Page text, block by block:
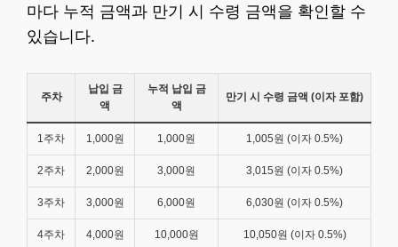
마다 누적 금액과 만기 시 수령 금액을 확인할 수
있습니다.
주차
납입 금
액
누적 납입 금
액
만기 시 수령 금액 (이자 포함)
1주차 1,000원 1,000원 1,005원 (이자 0.5%)
2주차 2,000원 3,000원 3,015원 (이자 0.5%)
3주차 3,000원 6,000원 6,030원 (이자 0.5%)
4주차 4,000원 10,000원 10,050원 (이자 0.5%)